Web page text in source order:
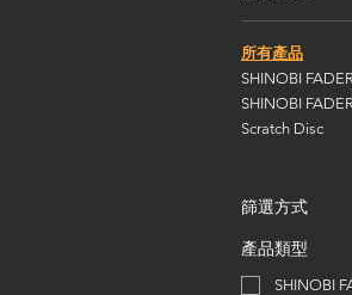
所有產品
SHINOBI
SHINOBI
Scratch Disc
篩選方式
產品類型
SHINOBI